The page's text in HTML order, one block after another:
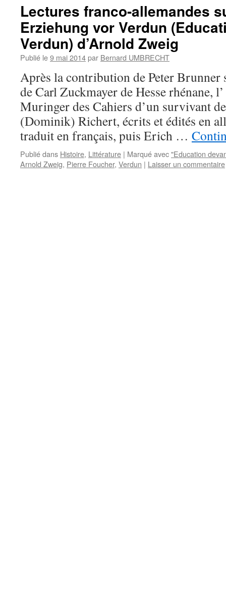
Lectures franco-allemandes
Erziehung vor Verdun
Verdun) d’Arnold Zweig
Publié le9 mai 2014par Bernard UMBRECHT
Après la contribution de Peter Brunner
de Carl Zuckmayer de Hesse rhénane,
Muringer des Cahiers d’un survivant
(Dominik) Richert, écrits et édités en
traduit en français, puis Erich …
Publié dans Histoire, Littérature | Marqué avec"Education
Arnold Zweig, Pierre Foucher, Verdun | Laisser un commentaire